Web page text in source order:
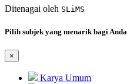
Ditenagai oleh SLiMS
Pilih subjek yang menarik bagi Anda
×
Karya Umum